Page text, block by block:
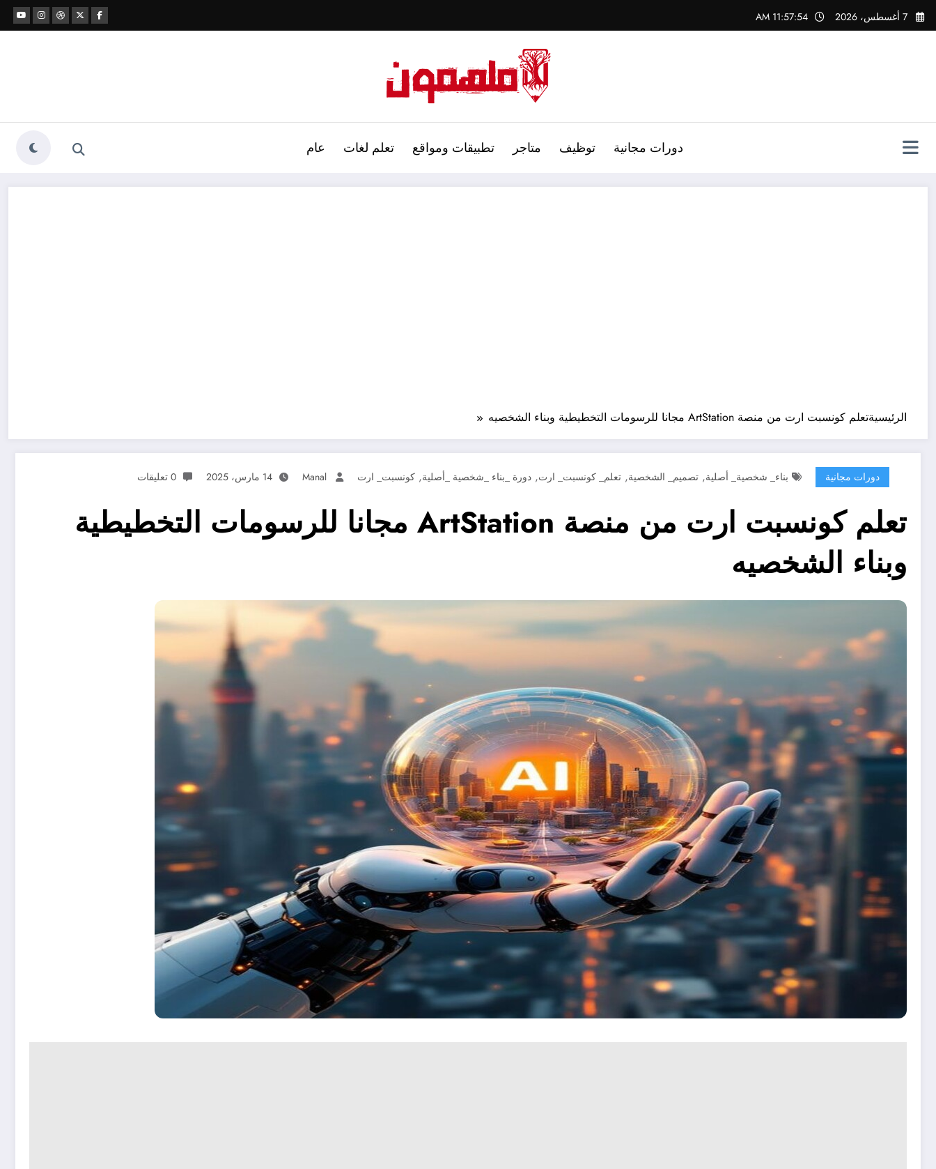
التجاوز
إلى
7 أغسطس، 2026 11:57:55 AM
دورات مجانية توظيف متاجر تطبيقات ومواقع تعلم لغات عام
الرئيسيةتعلم كونسبت ارت من منصة ArtStation مجانا للرسومات التخطيطية وبناء الشخصيه
دورات مجانية بناء_ شخصية_ أصلية, تصميم_ الشخصية, تعلم_ كونسبت_ ارت, دورة _بناء _شخصية _أصلية, كونسبت_ ارت Manal 14 مارس، 2025 0 تعليقات
تعلم كونسبت ارت من منصة ArtStation مجانا للرسومات التخطيطية
وبناء الشخصيه